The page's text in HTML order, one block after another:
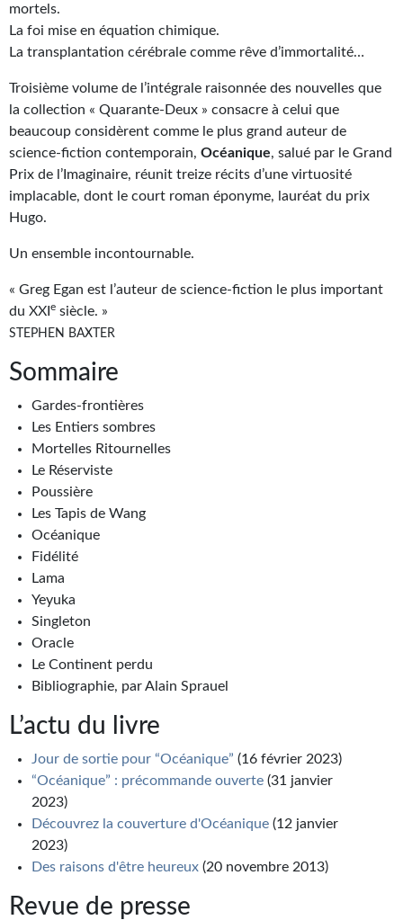
Les critiques
Le blog
Le prix des lecteurs
GOODIES
Goodies Gotland
Tirages d’art Une Heure-Lumière
Revue de presse
Le Bélial' sur Youtube
LE BLOG BIFROST
Tous les articles
La Bibliothèque orbitale
Journal d'un homme des bois
FORUMS
CONTACT
Nous contacter
F.A.Q.
Soumettre un manuscrit
Support technique
mortels.
La foi mise en équation chimique.
La transplantation cérébrale comme rêve d’immortalité…
Troisième volume de l’intégrale raisonnée des nouvelles que
la collection « Quarante-Deux » consacre à celui que
beaucoup considèrent comme le plus grand auteur de
science-fiction contemporain, Océanique, salué par le Grand
Prix de l’Imaginaire, réunit treize récits d’une virtuosité
implacable, dont le court roman éponyme, lauréat du prix
Hugo.
Un ensemble incontournable.
« Greg Egan est l’auteur de science-fiction le plus important
du XXI e siècle. »
STEPHEN BAXTER
Sommaire
Gardes-frontières
Les Entiers sombres
Mortelles Ritournelles
Le Réserviste
Poussière
Les Tapis de Wang
Océanique
Fidélité
Lama
Yeyuka
Singleton
Oracle
Le Continent perdu
Bibliographie, par Alain Sprauel
L’actu du livre
Jour de sortie pour “Océanique” (16 février 2023)
“Océanique” : précommande ouverte (31 janvier
2023)
Découvrez la couverture d'Océanique (12 janvier
2023)
Des raisons d'être heureux (20 novembre 2013)
Revue de presse